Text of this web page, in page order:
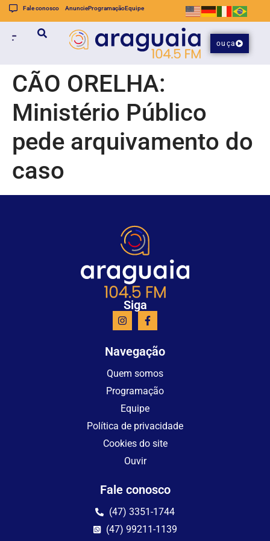
Fale conosco AnuncieProgramaçãoEquipe
ouça
CÃO ORELHA:
Ministério Público
pede arquivamento do
caso
Siga
Navegação
Quem somos
Programação
Equipe
Política de privacidade
Cookies do site
Ouvir
Fale conosco
(47) 3351-1744
(47) 99211-1139